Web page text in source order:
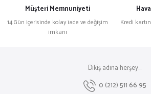
Müşteri Memnuniyeti
14 Gün içerisinde kolay iade ve değişim
imkanı
Kredi
Dikiş adına herşey...
0 (212) 511 66 95